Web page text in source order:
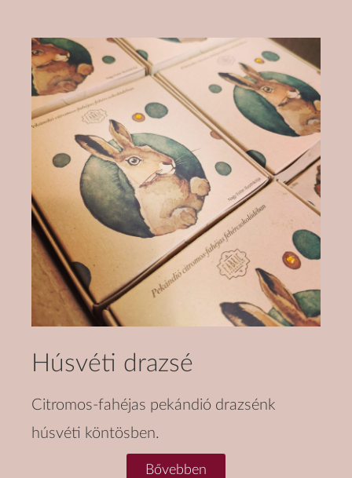
Húsvéti drazsé
Citromos-fahéjas pekándió drazsénk
húsvéti köntösben.
Bővebben